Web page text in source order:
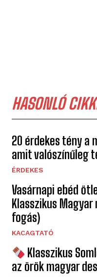
HASONLÓ
20 érdekes tény a
amit valószínűleg
ÉRDEKES
Vasárnapi ebéd
Klasszikus Magyar
fogás)
KACAGTATÓ
Klasszikus
az örök magyar